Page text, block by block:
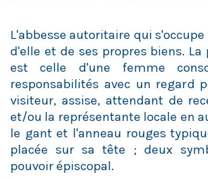
L'abbesse autoritaire qui s'occupe
d'elle et de ses propres biens. La
est celle d'une femme
responsabilités avec un regard
visiteur, assise, attendant de
et/ou la représentante locale en
le gant et l'anneau rouges
placée sur sa tête ; deux
pouvoir épiscopal.